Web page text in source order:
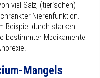
viel Salz, (tieríschen)
Nierenfunktion.
Beispiel durch starken
bestimmter Medikamente
Mangels